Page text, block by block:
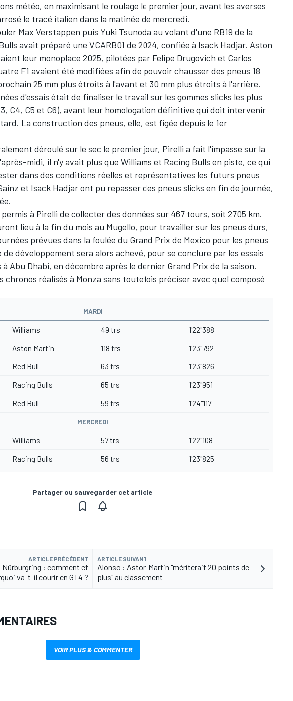
météo, en maximisant le roulage le premier jour, avant les averses
le tracé italien dans la matinée de mercredi.
Max Verstappen puis Yuki Tsunoda au volant d'une RB19 de la
avait préparé une VCARB01 de 2024, confiée à Isack Hadjar. Aston
leur monoplace 2025, pilotées par Felipe Drugovich et Carlos
F1 avaient été modifiées afin de pouvoir chausser des pneus 18
25 mm plus étroits à l'avant et 30 mm plus étroits à l'arrière.
d'essais était de finaliser le travail sur les gommes slicks les plus
C4, C5 et C6), avant leur homologation définitive qui doit intervenir
La construction des pneus, elle, est figée depuis le 1er
déroulé sur le sec le premier jour, Pirelli a fait l'impasse sur la
midi, il n'y avait plus que Williams et Racing Bulls en piste, ce qui
dans des conditions réelles et représentatives les futurs pneus
et Isack Hadjar ont pu repasser des pneus slicks en fin de journée,
à Pirelli de collecter des données sur 467 tours, soit 2705 km.
lieu à la fin du mois au Mugello, pour travailler sur les pneus durs,
prévues dans la foulée du Grand Prix de Mexico pour les pneus
développement sera alors achevé, pour se conclure par les essais
Abu Dhabi, en décembre après le dernier Grand Prix de la saison.
chronos réalisés à Monza sans toutefois préciser avec quel composé
MARDI
Williams 49 trs 1'22"388
Aston Martin 118 trs 1'23"792
Red Bull 63 trs 1'23"826
Racing Bulls 65 trs 1'23"951
Red Bull 59 trs 1'24"117
MERCREDI
Williams 57 trs 1'22"108
Racing Bulls 56 trs 1'23"825
Partager ou sauvegarder cet article
ARTICLE PRÉCÉDENT
Nürburgring : comment et
va-t-il courir en GT4 ?
ARTICLE SUIVANT
Alonso : Aston Martin "mériterait 20 points de
plus" au classement
VOIR PLUS & COMMENTER